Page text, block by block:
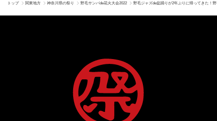
トップ 関東地方 神奈川県の祭り 野毛サンバde花火大会2022 野毛ジャズde盆踊りが2年ぶりに帰ってきた！